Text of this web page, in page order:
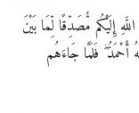
إِلَيْكُم مُّصَدِّقًا لِّمَا بَيْنَ
فَلَمَّا جَاءَهُم